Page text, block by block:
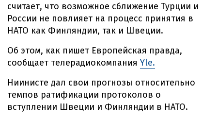
считает, что возможное сближение Турции и
России не повлияет на процесс принятия в
НАТО как Финляндии, так и Швеции.
Об этом, как пишет Европейская правда,
сообщает телерадиокомпания Yle.
Ниинисте дал свои прогнозы относительно
темпов ратификации протоколов о
вступлении Швеции и Финляндии в НАТО.